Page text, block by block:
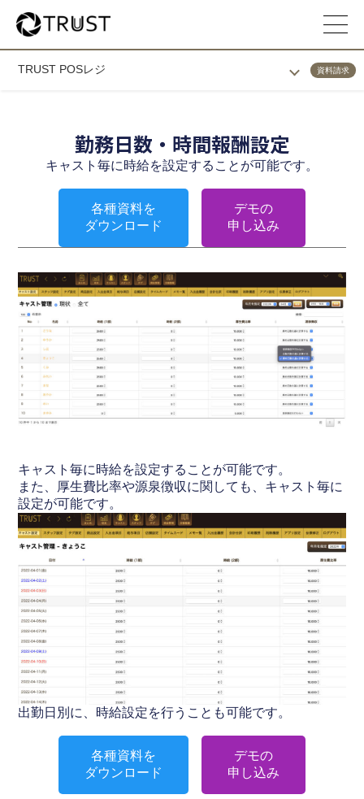
TRUST POSレジ 資料請求
勤務日数・時間報酬設定
キャスト毎に時給を設定することが可能です。
各種資料を
ダウンロード
デモの
申し込み
キャスト毎に時給を設定することが可能です。
また、厚生費比率や源泉徴収に関しても、キャスト毎に
設定が可能です。
出勤日別に、時給設定を行うことも可能です。
各種資料を
ダウンロード
デモの
申し込み